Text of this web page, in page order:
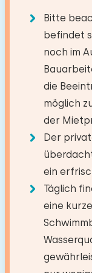
Die maximal
Haus beträgt
mitbringen
Anzahl der
Anzahl der
Anzahl der
Anzahl der
Bitte
befindet
noch im
die
möglich
der
Der
ein
Täglich
eine
Küche
Gas
Backofen
Kombi
Kühlschrank
Filter
Nespresso
Draußen
Boden:
1. Stock
Schlafplätze:
Bett:
Bett: Einzel
Boden:
Einrichtungen:
1. Stock
Wald
Golfplatz
Meer
Umgebung
Spazieren
Rad fahren
Schwimmen
Museum
auch den
organisiert
kümmern;
konnten das
reinigen zu
Qualität, und
Mai 2026 (vom
Hetty L.
Original anzeigen
Die Lage ist
einen